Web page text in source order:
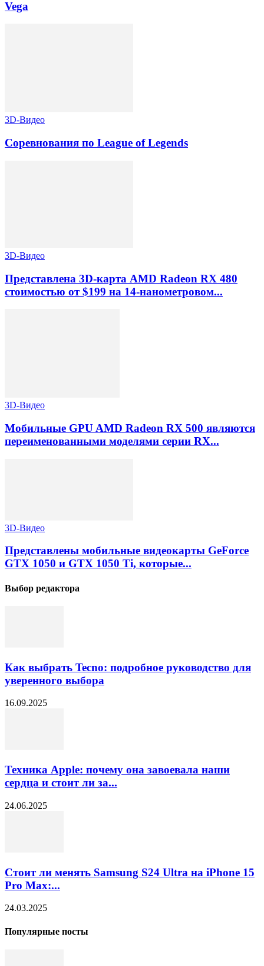
Vega
3D-Видео
Соревнования по League of Legends
3D-Видео
Представлена 3D-карта AMD Radeon RX 480
стоимостью от $199 на 14-нанометровом...
3D-Видео
Мобильные GPU AMD Radeon RX 500 являются
переименованными моделями серии RX...
3D-Видео
Представлены мобильные видеокарты GeForce
GTX 1050 и GTX 1050 Ti, которые...
Выбор редактора
Как выбрать Tecno: подробное руководство для
уверенного выбора
16.09.2025
Техника Apple: почему она завоевала наши
сердца и стоит ли за...
24.06.2025
Стоит ли менять Samsung S24 Ultra на iPhone 15
Pro Max:...
24.03.2025
Популярные посты